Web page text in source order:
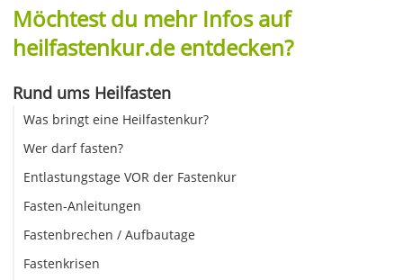
Möchtest du mehr Infos auf
heilfastenkur.de entdecken?
Rund ums Heilfasten
Was bringt eine Heilfastenkur?
Wer darf fasten?
Entlastungstage VOR der Fastenkur
Fasten-Anleitungen
Fastenbrechen / Aufbautage
Fastenkrisen